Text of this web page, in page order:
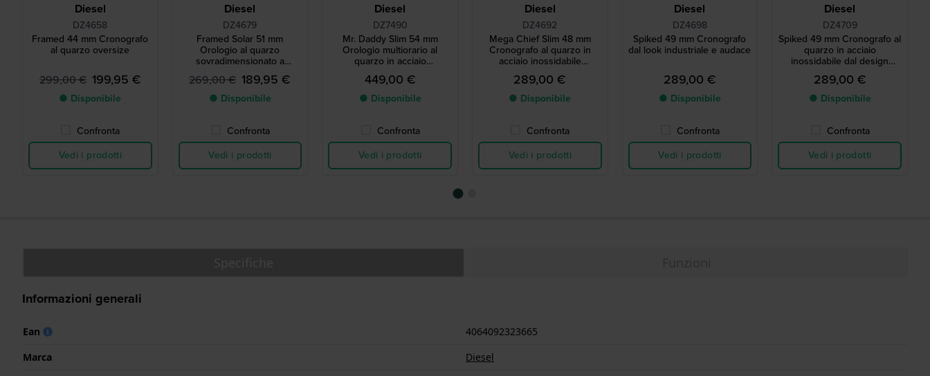
Diesel
DZ4658
Framed 44 mm Cronografo
al quarzo oversize
299,00 € 199,95 €
● Disponibile
Confronta
Vedi i prodotti
Diesel
DZ4679
Framed Solar 51 mm
Orologio al quarzo
sovradimensionato a
energia solare
269,00 € 189,95 €
● Disponibile
Confronta
Vedi i prodotti
Diesel
DZ7490
Mr. Daddy Slim 54 mm
Orologio multiorario al
quarzo in acciaio
inossidabile di grandi
dimensioni, con data.
449,00 €
● Disponibile
Confronta
Vedi i prodotti
Diesel
DZ4692
Mega Chief Slim 48 mm
Cronografo al quarzo in
acciaio inossidabile
sovradimensionato con data
289,00 €
● Disponibile
Confronta
Vedi i prodotti
Diesel
DZ4698
Spiked 49 mm Cronografo
dal look industriale e audace
289,00 €
● Disponibile
Confronta
Vedi i prodotti
Diesel
DZ4709
Spiked 49 mm Cronografo al
quarzo in acciaio
inossidabile dal design
moderno
289,00 €
● Disponibile
Confronta
Vedi i prodotti
Informazioni generali
Ean
4064092323665
Marca
Diesel